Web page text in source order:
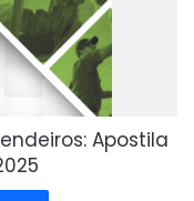
Apostila